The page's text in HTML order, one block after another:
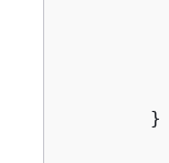
        }